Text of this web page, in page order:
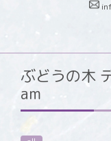
ぶどうの木
am